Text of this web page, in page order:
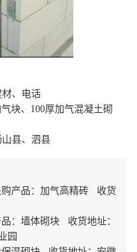
、电话
块、100厚加气混凝土砌
县、泗县
产品：加气高精砖 收货
：墙体砌块 收货地址：
园